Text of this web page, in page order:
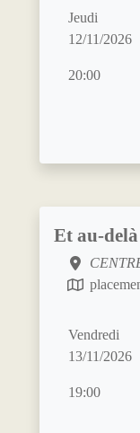
Jeudi
12/11/2026
20:00
Et au-
Vendredi
13/11/2026
19:00